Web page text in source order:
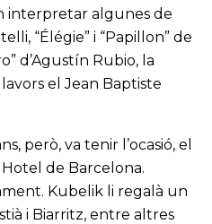
interpretar algunes de
“Élégie” i “Papillon” de
d’Agustín Rubio, la
el Jean Baptiste
però, va tenir l’ocasió, el
de Barcelona.
Kubelik li regalà un
i Biarritz, entre altres